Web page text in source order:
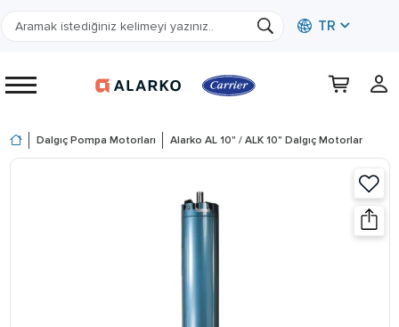
TR
Dalgıç Pompa Motorları Alarko AL 10" / ALK 10" Dalgıç Motorlar